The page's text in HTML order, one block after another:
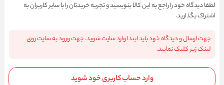
لطفا دیدگاه خود را راجع به این کالا بنویسید و تجربه خریدتان را با سایر کاربران به
اشتراک بگذارید.
جهت ارسال و دیدگاه خود باید ابتدا وارد سایت شوید. جهت ورود به سایت روی
لینک زیر کلیک نمایید.
وارد حساب کاربری خود شوید